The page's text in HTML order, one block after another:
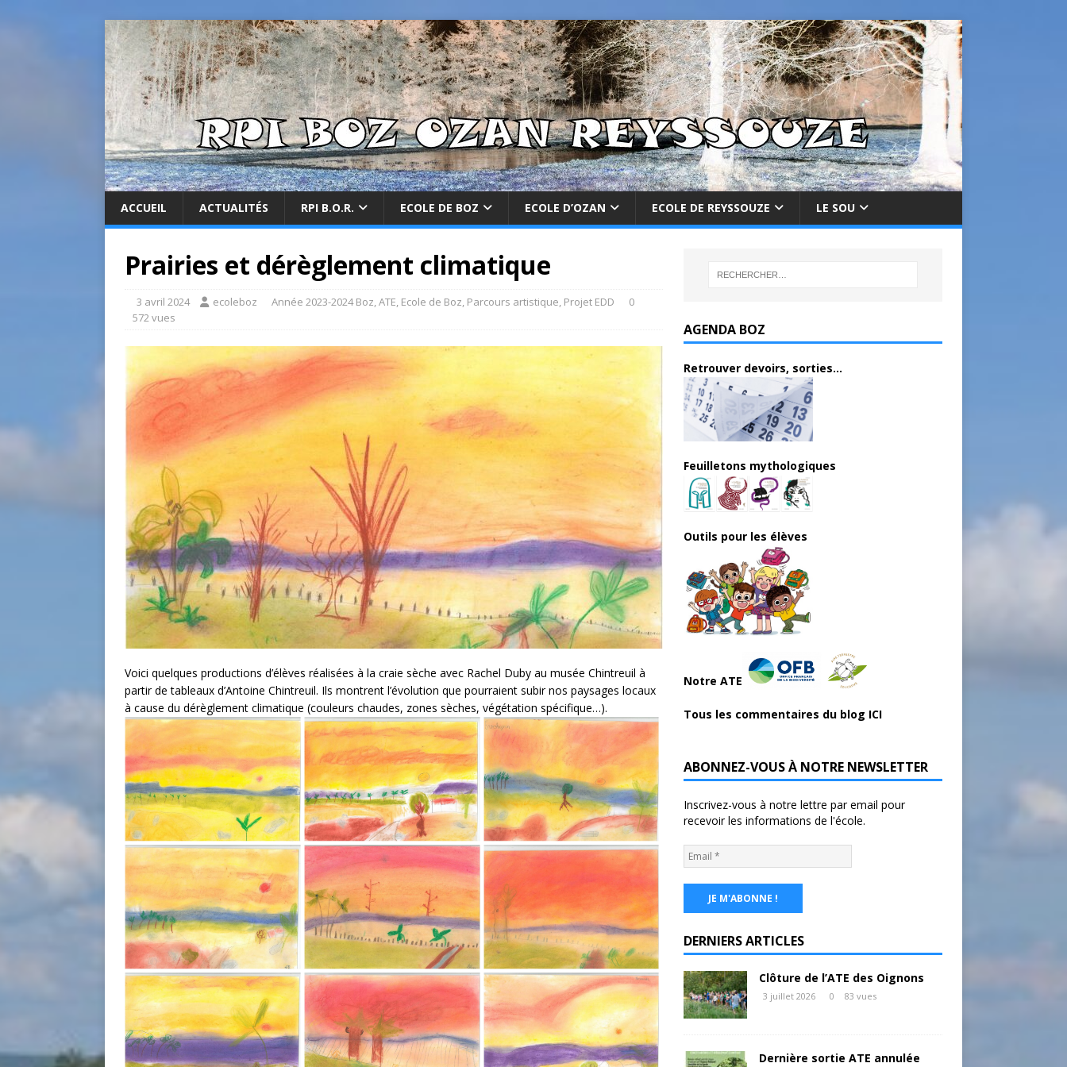
ACCUEIL ACTUALITÉS RPI B.O.R. ECOLE DE BOZ ECOLE D’OZAN ECOLE DE REYSSOUZE LE SOU
Prairies et dérèglement climatique
3 avril 2024 ecoleboz Année 2023-2024 Boz,ATE, Ecole de Boz, Parcours artistique, Projet EDD
0
572 vues
Voici quelques productions d’élèves réalisées à la craie sèche avec Rachel Duby au musée Chintreuil à
partir de tableaux d’Antoine Chintreuil. Ils montrent l’évolution que pourraient subir nos paysages locaux
à cause du dérèglement climatique (couleurs chaudes, zones sèches, végétation spécifique…).
AGENDA BOZ
Retrouver devoirs, sorties...
Feuilletons mythologiques
Outils pour les élèves
Notre ATE
Tous les commentaires du blog ICI
ABONNEZ-VOUS À NOTRE NEWSLETTER
Inscrivez-vous à notre lettre par email pour
recevoir les informations de l'école.
DERNIERS ARTICLES
Clôture de l’ATE des Oignons
3 juillet 2026 0 83 vues
Dernière sortie ATE annulée